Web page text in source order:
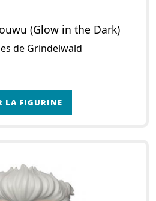
(Glow in the Dark)
de Grindelwald
LA FIGURINE